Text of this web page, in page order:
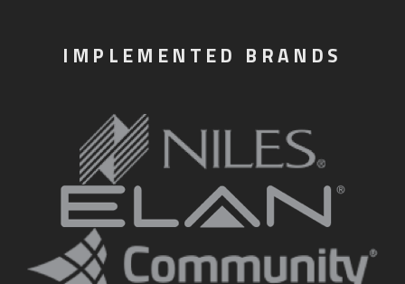
IMPLEMENTED BRANDS